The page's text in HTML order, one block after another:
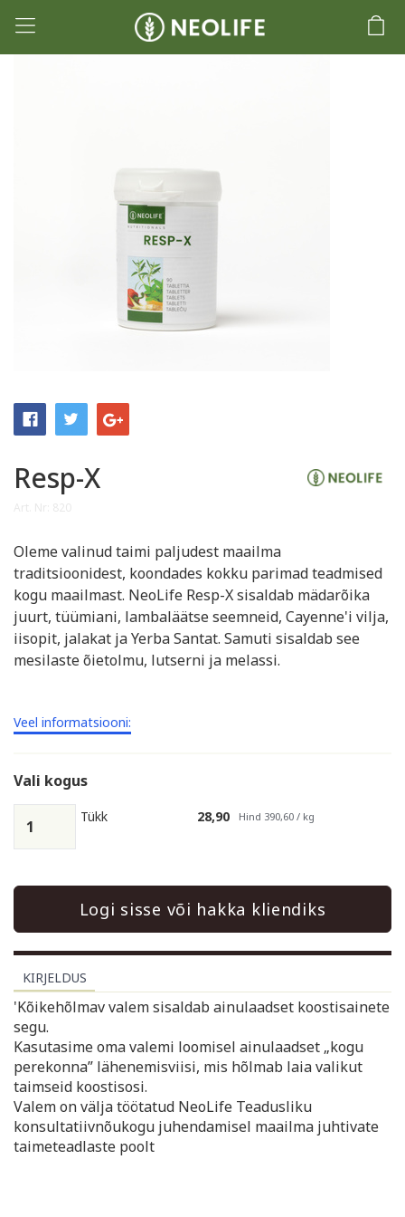
Resp-X
Oleme valinud taimi paljudest maailma
traditsioonidest, koondades kokku parimad teadmised
kogu maailmast. NeoLife Resp-X sisaldab mädarõika
juurt, tüümiani, lambaläätse seemneid, Cayenne'i vilja,
iisopit, jalakat ja Yerba Santat. Samuti sisaldab see
mesilaste õietolmu, lutserni ja melassi.
Veel informatsiooni:
Vali kogus
Tükk 28,90 Hind 390,60 / kg
Logi sisse või hakka kliendiks
KIRJELDUS
'Kõikehõlmav valem sisaldab ainulaadset koostisainete
segu.
Kasutasime oma valemi loomisel ainulaadset „kogu
perekonna” lähenemisviisi, mis hõlmab laia valikut
taimseid koostisosi.
Valem on välja töötatud NeoLife Teadusliku
konsultatiivnõukogu juhendamisel maailma juhtivate
taimeteadlaste poolt